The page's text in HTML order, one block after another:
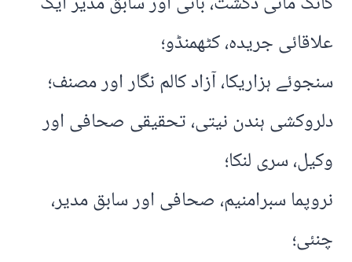
علاقائی جریدہ، کٹھمنڈو؛
سنجوئے ہزاریکا، آزاد کالم نگار اور مصنف؛
دلروکشی ہندن نیتی، تحقیقی صحافی اور
وکیل، سری لنکا؛
نروپما سبرامنیم، صحافی اور سابق مدیر،
چنئی؛